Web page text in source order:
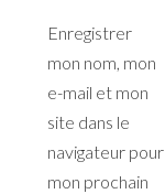
Enregistrer
mon nom, mon
e-mail et mon
site dans le
navigateur pour
mon prochain